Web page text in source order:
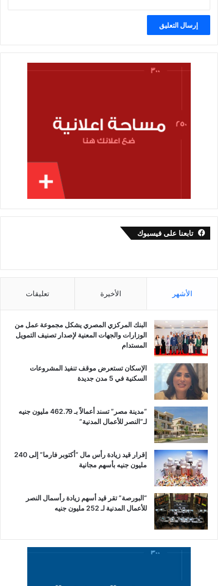
تابعنا على فيسبوك
الأشهر الأخيرة تعليقات
البنك المركزي المصري يشكل مجموعة عمل من
الوزارات والجهات المعنية لإصدار تصنيف التمويل
المستدام
الإسكان تستعرض موقف تنفيذ المشروعات
السكنية في 5 مدن جديدة
“مدينة مصر” تسند أعمالاً بـ 462.79 مليون جنيه
لـ”النصر للأعمال المدنية”
إقرار قيد زيادة رأس مال “أكتوبر فارما” إلى 240
مليون جنيه بأسهم مجانية
“البورصة” تقر قيد أسهم زيادة رأسمال النصر
للأعمال المدنية لـ 252 مليون جنيه